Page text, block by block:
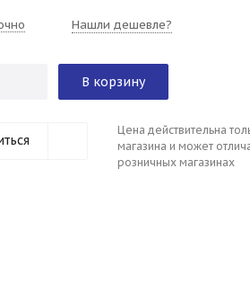
Нашли дешевле?
В корзину
Цена действительна
магазина и может
розничных магазинах